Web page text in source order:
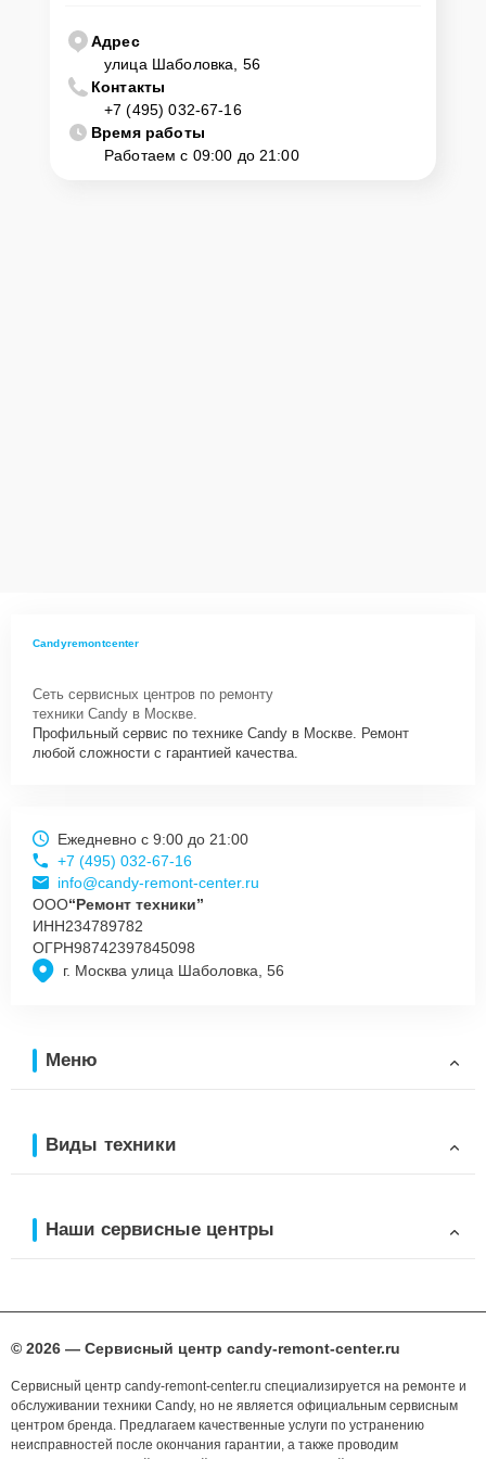
телефону горячей линии: +7 (495) 032-67-16. Наши специалисты
оперативно проконсультируют по всем необходимым вопросам,
запишут на диагностику, подскажут с вариантами курьерской
доставки или оформят выезд мастера в удобное время и место.
Адрес
улица Шаболовка, 56
Контакты
+7 (495) 032-67-16
Время работы
Работаем с 09:00 до 21:00
Candyremontcenter
Сеть сервисных центров по ремонту
техники Candy в Москве.
Профильный сервис по технике Candy в Москве. Ремонт
любой сложности с гарантией качества.
г. Москва улица Шаболовка, 56
Ежедневно с 9:00 до 21:00
+7 (495) 032-67-16
info@candy-remont-center.ru
ООО“Ремонт техники”
ИНН234789782
ОГРН98742397845098
Меню
Виды техники
Наши сервисные центры
© 2026 — Сервисный центр candy-remont-center.ru
Сервисный центр candy-remont-center.ru специализируется на ремонте и
обслуживании техники Candy, но не является официальным сервисным
центром бренда. Предлагаем качественные услуги по устранению
неисправностей после окончания гарантии, а также проводим